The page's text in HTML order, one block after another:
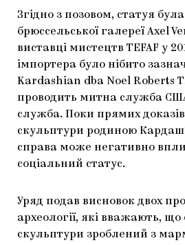
Згідно з позовом, статуя
брюссельської галереї Axel
виставці мистецтв TEFAF у
імпортера було нібито
Kardashian dba Noel Roberts
проводить митна служба
служба. Поки прямих
скульптури родиною
справа може негативно
соціальний статус.
Уряд подав висновок двох
археології, які вважають,
скульптури зроблений з